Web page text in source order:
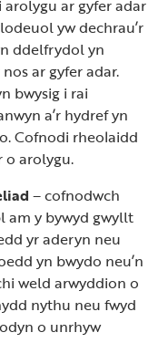
arolygu ar gyfer adar
yw dechrau’r
ddelfrydol yn
ar gyfer adar.
bwysig i rai
a’r hydref yn
Cofnodi rheolaidd
o arolygu.
– cofnodwch
am y bywyd gwyllt
yr aderyn neu
yn bwydo neu’n
weld arwyddion o
nythu neu fwyd
o unrhyw